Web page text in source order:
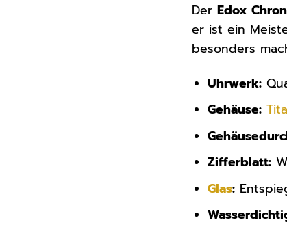
DerEdox
er ist ein
besonders
Uhrwerk:
Gehäuse:
Zifferblatt:
Glas: